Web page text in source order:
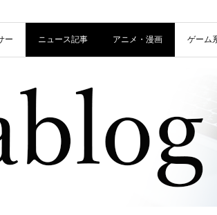
ー ニュース記事 アニメ・漫画 ゲーム